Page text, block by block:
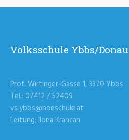
Volksschule Ybbs/Donau
Prof. Wirtinger-Gasse 1, 3370 Ybbs
Tel.: 07412 / 52409
vs.ybbs@noeschule.at
Leitung: Ilona Krancan